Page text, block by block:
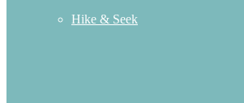
Hike & Seek